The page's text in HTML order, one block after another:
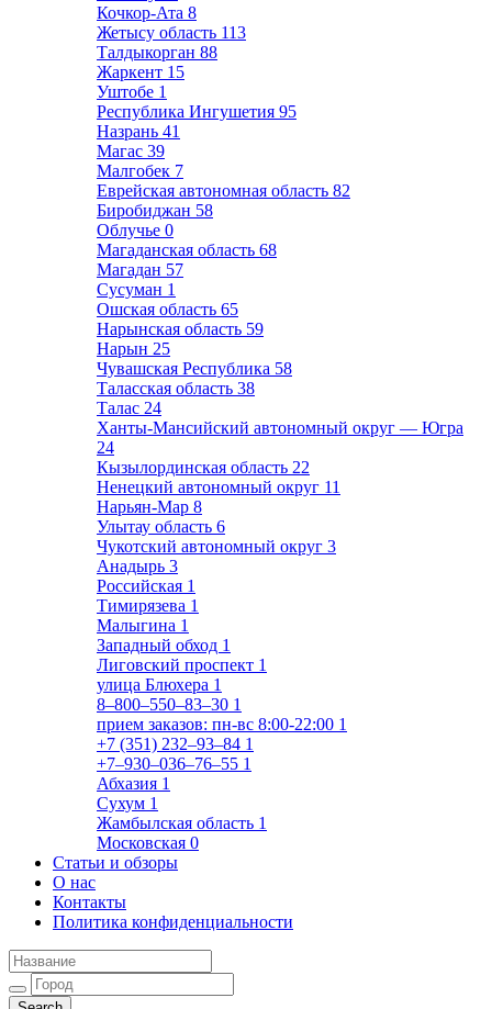
Кочкор-Ата 8
Жетысу область 113
Талдыкорган 88
Жаркент 15
Уштобе 1
Республика Ингушетия 95
Назрань 41
Магас 39
Малгобек 7
Еврейская автономная область 82
Биробиджан 58
Облучье 0
Магаданская область 68
Магадан 57
Сусуман 1
Ошская область 65
Нарынская область 59
Нарын 25
Чувашская Республика 58
Таласская область 38
Талас 24
Ханты-Мансийский автономный округ — Югра
24
Кызылординская область 22
Ненецкий автономный округ 11
Нарьян-Мар 8
Улытау область 6
Чукотский автономный округ 3
Анадырь 3
Российская 1
Тимирязева 1
Малыгина 1
Западный обход 1
Лиговский проспект 1
улица Блюхера 1
8‒800‒550‒83‒30 1
прием заказов: пн-вс 8:00-22:00 1
+7 (351) 232‒93‒84 1
+7‒930‒036‒76‒55 1
Абхазия 1
Сухум 1
Жамбылская область 1
Московская 0
Статьи и обзоры
О нас
Контакты
Политика конфиденциальности